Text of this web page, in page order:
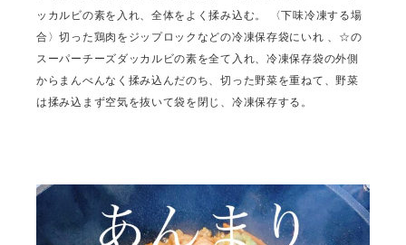
ッカルビの素を入れ、全体をよく揉み込む。 〈下味冷凍する場
合〉切った鶏肉をジップロックなどの冷凍保存袋にいれ 、☆の
スーパーチーズダッカルビの素を全て入れ、冷凍保存袋の外側
からまんべんなく揉み込んだのち、切った野菜を重ねて、野菜
は揉み込まず空気を抜いて袋を閉じ、冷凍保存する。